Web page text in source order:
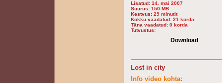
Lisatud: 14. mai 2007
Suurus: 150 MB
Kestvus: 29 minutit
Kokku vaadatud: 21 korda
Täna vaadatud: 0 korda
Tutvustus:
Download
Lost in city
Info video kohta: